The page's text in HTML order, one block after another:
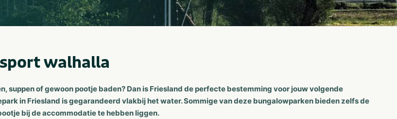
walhalla
suppen of gewoon pootje baden? Dan is Friesland de perfecte bestemming voor jouw volgende
in Friesland is gegarandeerd vlakbij het water. Sommige van deze bungalowparken bieden zelfs de
bij de accommodatie te hebben liggen.